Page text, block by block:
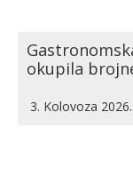
okupila
3. Kolovoza 2026.